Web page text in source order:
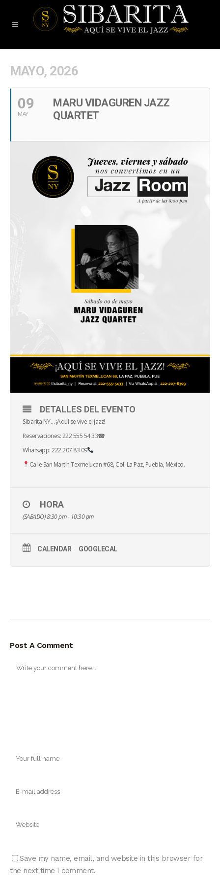
MAYO, 2026
09
MAY
MARU VIDAGUREN JAZZ
QUARTET
DETALLES DEL EVENTO
Sibarita NY… ¡Aquí se vive el jazz!
Reservaciones: 222 555 54 33☎
Whatsapp: 222 207 83 09
Calle San Martín Texmelucan #68, Col. La Paz, Puebla, México.
HORA
(SABADO) 8:30 pm - 10:30 pm
CALENDAR GOOGLECAL
Post A Comment
Save my name, email, and website in this browser for
the next time I comment.